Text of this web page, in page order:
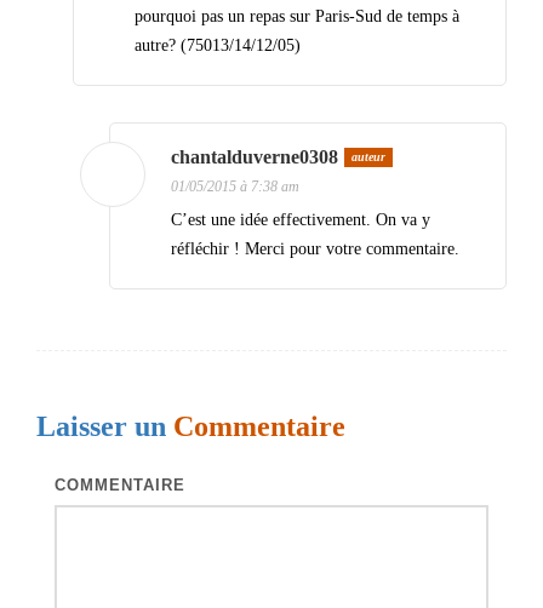
pourquoi pas un repas sur Paris-Sud de temps à
autre? (75013/14/12/05)
chantalduverne0308 auteur
01/05/2015 à 7:38 am
C’est une idée effectivement. On va y
réfléchir ! Merci pour votre commentaire.
Laisser un Commentaire
COMMENTAIRE